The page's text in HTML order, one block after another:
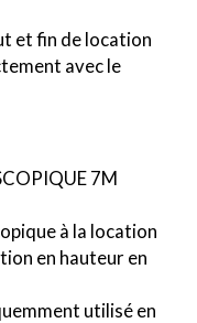
et fin de location
avec le
7M
à la location
en hauteur en
utilisé en